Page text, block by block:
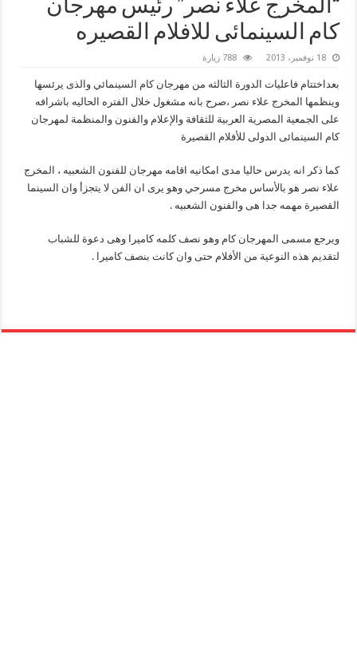
“المخرج علاء نصر” رئيس مهرجان
كام السينمائى للافلام القصيره
18 نوفمبر، 2013 788 زيارة
بعداختتام فاعليات الدورة الثالثه من مهرجان كام السينمائي والذى يرئسها
وينظمها المخرج علاء نصر ،صرح بانه مشغول خلال الفتره الحاليه باشرافه
على الجمعية المصرية العربية للثقافة والإعلام والفنون والمنظمة لمهرجان
كام السينمائى الدولى للأفلام القصيرة
كما ذكر انه يدرس حاليا مدى امكانيه اقامه مهرجان للفنون الشعبيه ، المخرج
علاء نصر هو بالأساس مخرج مسرحي وهو يرى ان الفن لا يتجزأ وان السينما
القصيرة مهمه جدا هى والفنون الشعبيه .
ويرجع مسمى المهرجان كام وهو نصف كلمه كاميرا وهى دعوة للشباب
لتقديم هذه النوعية من الأفلام حتى وان كانت بنصف كاميرا .